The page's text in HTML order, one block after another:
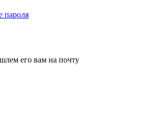
пароля
его вам на почту